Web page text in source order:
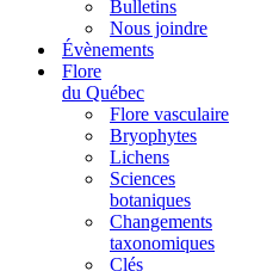
Bulletins
Nous joindre
Évènements
Flore
du Québec
Flore vasculaire
Bryophytes
Lichens
Sciences
botaniques
Changements
taxonomiques
Clés